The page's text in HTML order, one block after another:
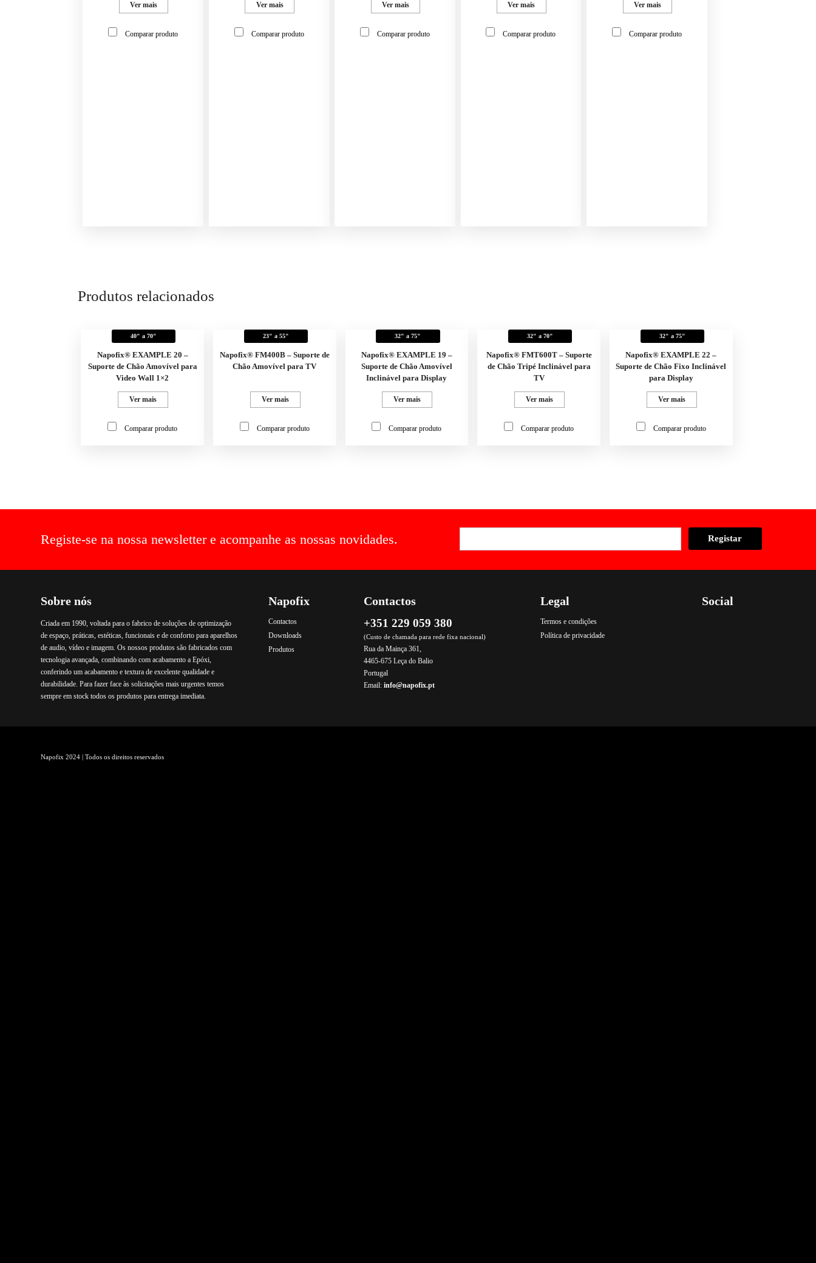
Ver mais
Comparar produto
Ver mais
Comparar produto
Ver mais
Comparar produto
Ver mais
Comparar produto
Ver mais
Comparar produto
Produtos relacionados
40" a 70"
Napofix® EXAMPLE 20 –
Suporte de Chão Amovível para
Video Wall 1×2
Ver mais
Comparar produto
23" a 55"
Napofix® FM400B – Suporte de
Chão Amovível para TV
Ver mais
Comparar produto
32" a 75"
Napofix® EXAMPLE 19 –
Suporte de Chão Amovível
Inclinável para Display
Ver mais
Comparar produto
32" a 70"
Napofix® FMT600T – Suporte
de Chão Tripé Inclinável para
TV
Ver mais
Comparar produto
32" a 75"
Napofix® EXAMPLE 22 –
Suporte de Chão Fixo Inclinável
para Display
Ver mais
Comparar produto
Registe-se na nossa newsletter e acompanhe as nossas novidades.
Sobre nós
Criada em 1990, voltada para o fabrico de soluções de optimização
de espaço, práticas, estéticas, funcionais e de conforto para aparelhos
de audio, vídeo e imagem. Os nossos produtos são fabricados com
tecnologia avançada, combinando com acabamento a Epóxi,
conferindo um acabamento e textura de excelente qualidade e
durabilidade. Para fazer face às solicitações mais urgentes temos
sempre em stock todos os produtos para entrega imediata.
Napofix
Contactos
Downloads
Produtos
Contactos
+351 229 059 380
(Custo de chamada para rede fixa nacional)
Rua da Mainça 361,
4465-675 Leça do Balio
Portugal
Email:info@napofix.pt
Legal
Termos e condições
Política de privacidade
Social
Napofix 2024 | Todos os direitos reservados